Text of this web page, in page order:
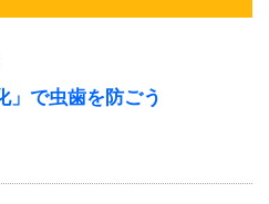
」で虫歯を防ごう